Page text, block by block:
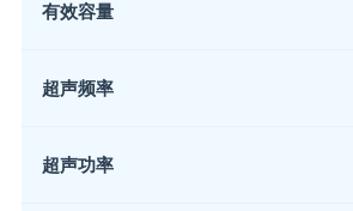
有效容量
超声频率
超声功率